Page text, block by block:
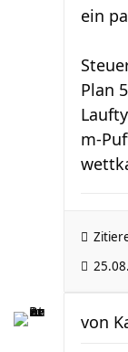
ein
Plan
m-
von